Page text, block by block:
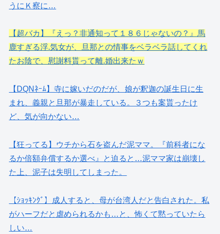
うにＫ察に…
【超バカ】『えっ？非通知って１８６じゃないの？』馬
鹿すぎる浮.気女が、旦那との情事をベラベラ話してくれ
たお陰で、慰謝料貰って離.婚出来たｗ
【DQNﾈｰﾑ】寺に嫁いだのだが、娘が釈迦の誕生日に生
まれ、義親と旦那が暴走している。３つも案貰ったけ
ど、気が向かない…
【狂ってる】ウチから石を盗んだ泥ママ。『前科者にな
るか倍額弁償するか選べ』と迫ると…泥ママ家は崩壊し
た上、泥子は失明してしまった。
【ｼｮｯｷﾝｸﾞ】成人すると、母が台湾人だと告白された。私
がハーフだと虐められるかも…と、怖くて黙っていたら
しい…